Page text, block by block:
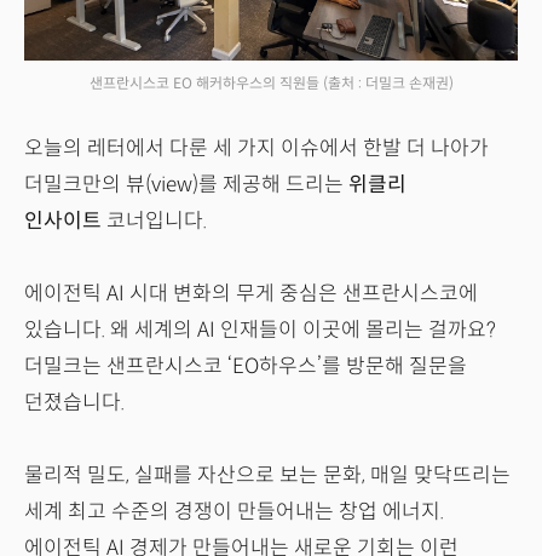
샌프란시스코 EO 해커하우스의 직원들 (출처 : 더밀크 손재권)
오늘의 레터에서 다룬 세 가지 이슈에서 한발 더 나아가
더밀크만의 뷰(view)를 제공해 드리는 위클리
인사이트 코너입니다.
에이전틱 AI 시대 변화의 무게 중심은 샌프란시스코에
있습니다. 왜 세계의 AI 인재들이 이곳에 몰리는 걸까요?
더밀크는 샌프란시스코 ‘EO하우스’를 방문해 질문을
던졌습니다.
물리적 밀도, 실패를 자산으로 보는 문화, 매일 맞닥뜨리는
세계 최고 수준의 경쟁이 만들어내는 창업 에너지.
에이전틱 AI 경제가 만들어내는 새로운 기회는 이런